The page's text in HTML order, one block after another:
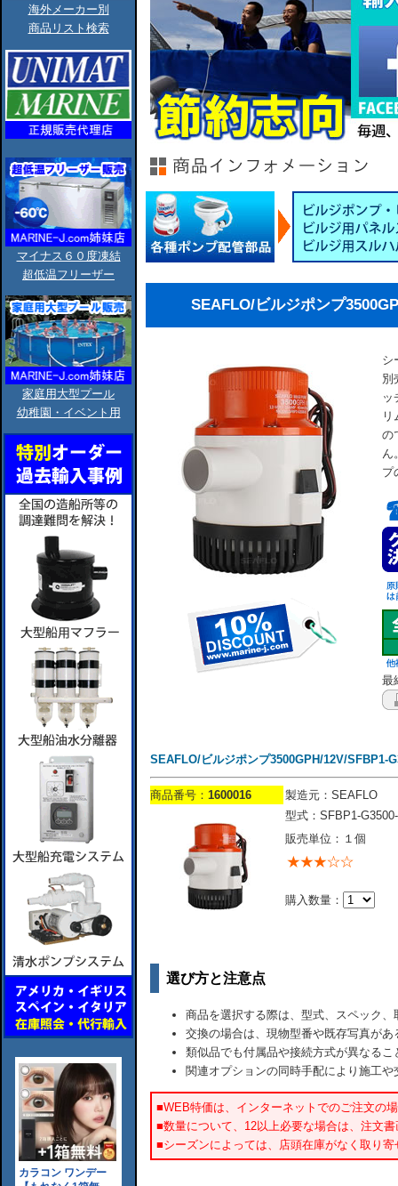
海外メーカー別
商品リスト検索
マイナス６０度凍結
超低温フリーザー
家庭用大型プール
幼稚園・イベント用
SEAFLO/ビルジポンプ
シ
別
ッ
の
ん
プ
最
SEAFLO/ビルジポンプ3500GPH/12V/SFBP1-
商品番号： 1600016
製造元：SEAFLO
型式：SFBP1-
販売単位：１個
購入数量：
選び方と注意点
商品を選択する際は、型式、スペック
交換の場合は、現物型番や既存写真が
類似品でも付属品や接続方式が異なるこ
関連オプションの同時手配により施工
■WEB特価は、インターネットでのご注文の
■数量について、12以上必要な場合は、注文
■シーズンによっては、店頭在庫がなく取り